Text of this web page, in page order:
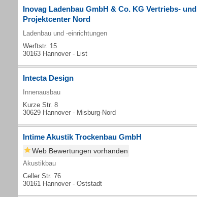
Inovag Ladenbau GmbH & Co. KG Vertriebs- und
Projektcenter Nord
Ladenbau und -einrichtungen
Werftstr. 15
30163 Hannover - List
Intecta Design
Innenausbau
Kurze Str. 8
30629 Hannover - Misburg-Nord
Intime Akustik Trockenbau GmbH
Web Bewertungen vorhanden
Akustikbau
Celler Str. 76
30161 Hannover - Oststadt